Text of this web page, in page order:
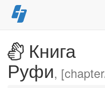
Перейти
к
Книга
Руфи,